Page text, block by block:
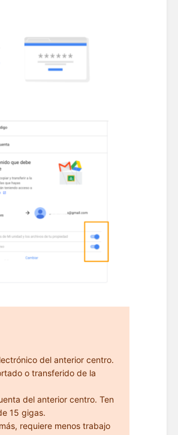
del anterior centro.
o transferido de la
del anterior centro. Ten
15 gigas.
requiere menos trabajo